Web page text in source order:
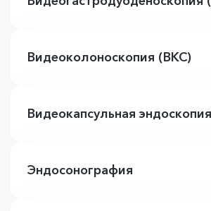
Видеоколоноскопия (ВКС)
Видеокапсульная эндоскопия
Эндосонография